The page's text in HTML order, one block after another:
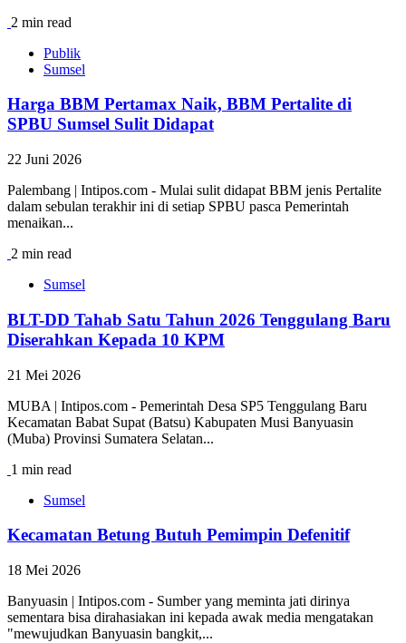
2 min read
Publik
Sumsel
Harga BBM Pertamax Naik, BBM Pertalite di
SPBU Sumsel Sulit Didapat
22 Juni 2026
Palembang | Intipos.com - Mulai sulit didapat BBM jenis Pertalite
dalam sebulan terakhir ini di setiap SPBU pasca Pemerintah
menaikan...
2 min read
Sumsel
BLT-DD Tahab Satu Tahun 2026 Tenggulang Baru
Diserahkan Kepada 10 KPM
21 Mei 2026
MUBA | Intipos.com - Pemerintah Desa SP5 Tenggulang Baru
Kecamatan Babat Supat (Batsu) Kabupaten Musi Banyuasin
(Muba) Provinsi Sumatera Selatan...
1 min read
Sumsel
Kecamatan Betung Butuh Pemimpin Defenitif
18 Mei 2026
Banyuasin | Intipos.com - Sumber yang meminta jati dirinya
sementara bisa dirahasiakan ini kepada awak media mengatakan
"mewujudkan Banyuasin bangkit,...